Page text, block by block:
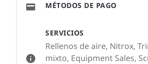
SERVICIOS
Rellenos de aire, Nitrox,
mixto, Equipment Sales,
MÉTODOS DE PAGO